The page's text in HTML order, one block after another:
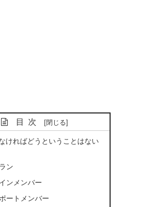
目次
ければどうということはない
ン
ンメンバー
ートメンバー